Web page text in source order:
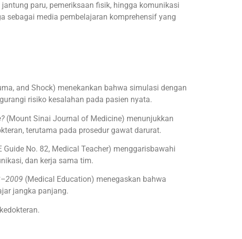
paru, pemeriksaan fisik, hingga komunikasi
sebagai media pembelajaran komprehensif yang
and Shock) menekankan bahwa simulasi dengan
risiko kesalahan pada pasien nyata.
(Mount Sinai Journal of Medicine) menunjukkan
terutama pada prosedur gawat darurat.
Guide No. 82, Medical Teacher) menggarisbawahi
dan kerja sama tim.
(Medical Education) menegaskan bahwa
jangka panjang.